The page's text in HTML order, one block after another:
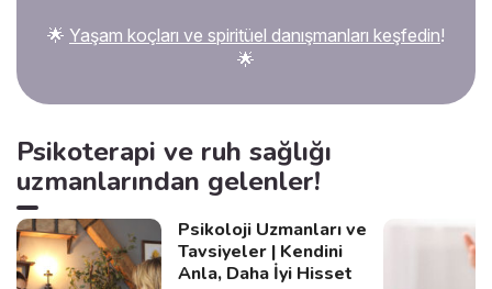
🌟 Yaşam koçları ve spiritüel danışmanları keşfedin!
🌟
Psikoterapi ve ruh sağlığı
uzmanlarından gelenler!
Psikoloji Uzmanları ve
Tavsiyeler | Kendini
Anla, Daha İyi Hisset